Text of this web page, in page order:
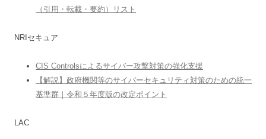
（引用・転載・要約）リスト
NRIセキュア
CIS Controlsによるサイバー攻撃対策の強化支援
【解説】政府機関等のサイバーセキュリティ対策のための統一
基準群｜令和５年度版の改定ポイント
LAC